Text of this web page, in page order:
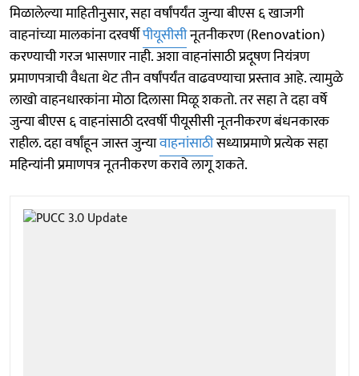
मिळालेल्या माहितीनुसार, सहा वर्षांपर्यंत जुन्या बीएस ६ खाजगी
वाहनांच्या मालकांना दरवर्षीपीयूसीसीनूतनीकरण (Renovation)
करण्याची गरज भासणार नाही. अशा वाहनांसाठी प्रदूषण नियंत्रण
प्रमाणपत्राची वैधता थेट तीन वर्षांपर्यंत वाढवण्याचा प्रस्ताव आहे. त्यामुळे
लाखो वाहनधारकांना मोठा दिलासा मिळू शकतो. तर सहा ते दहा वर्षे
जुन्या बीएस ६ वाहनांसाठी दरवर्षी पीयूसीसी नूतनीकरण बंधनकारक
राहील. दहा वर्षांहून जास्त जुन्यावाहनांसाठीसध्याप्रमाणे प्रत्येक सहा
महिन्यांनी प्रमाणपत्र नूतनीकरण करावे लागू शकते.